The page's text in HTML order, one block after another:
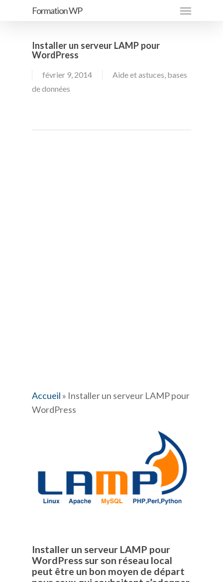
Formation WP Menu
Installer un serveur LAMP pour
WordPress
février 9, 2014 Aide et astuces, bases
de données
Accueil » Installer un serveur LAMP pour
WordPress
Installer un serveur LAMP pour
WordPress sur son réseau local
peut être un bon moyen de départ